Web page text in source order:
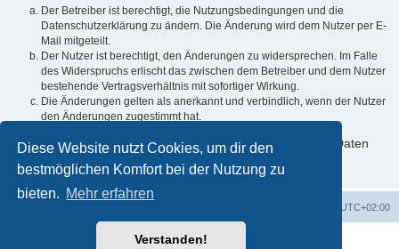
Diese Website nutzt Cookies, um dir den
bestmöglichen Komfort bei der Nutzung zu
bieten. Mehr erfahren
Verstanden!
Der Betreiber ist berechtigt, die Nutzungsbedingungen und die
Datenschutzerklärung zu ändern. Die Änderung wird dem Nutzer per E-
Mail mitgeteilt.
Der Nutzer ist berechtigt, den Änderungen zu widersprechen. Im Falle
des Widerspruchs erlischt das zwischen dem Betreiber und dem Nutzer
bestehende Vertragsverhältnis mit sofortiger Wirkung.
Die Änderungen gelten als anerkannt und verbindlich, wenn der Nutzer
den Änderungen zugestimmt hat.
Informationen über den Umgang mit deinen persönlichen Daten
sind in der Datenschutzerklärung enthalten.
UTC+02:00
Powered byphpBB® Forum Software © phpBB Limited